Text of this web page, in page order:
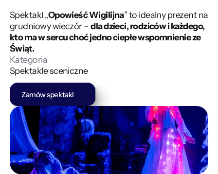
Spektakl „Opowieść Wigilijna” to idealny prezent na
grudniowy wieczór – dla dzieci, rodziców i każdego,
kto ma w sercu choć jedno ciepłe wspomnienie ze
Świąt.
Kategoria
Spektakle sceniczne
Zamów spektakl